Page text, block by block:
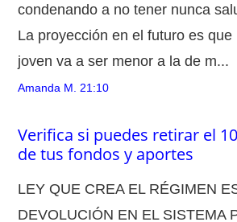
condenando a no tener nunca
La proyección en el futuro es que
joven va a ser menor a la de m...
Amanda M. 21:10
Verifica si puedes retirar el
de tus fondos y aportes
LEY QUE CREA EL RÉGIMEN
DEVOLUCIÓN EN EL SISTEMA